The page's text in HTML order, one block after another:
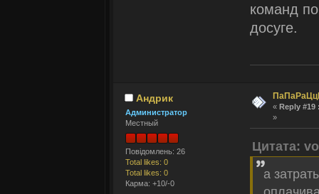
команд
досуге.
Андрик
Администратор
Местный
Повідомлень: 26
Total likes: 0
Total likes: 0
Карма: +10/-0
« Reply #19
»
Цитата:
а